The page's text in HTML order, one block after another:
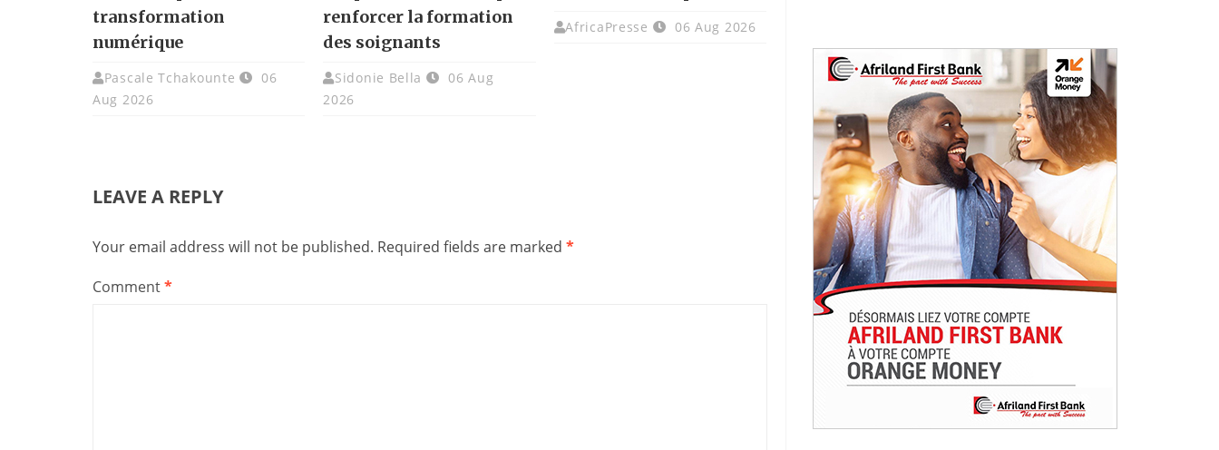
transformation
numérique
Pascale Tchakounte
06
Aug 2026
renforcer la formation
des soignants
Sidonie Bella
06 Aug
2026
AfricaPresse 06 Aug 2026
LEAVE A REPLY
Your email address will not be published. Required fields are marked *
Comment*